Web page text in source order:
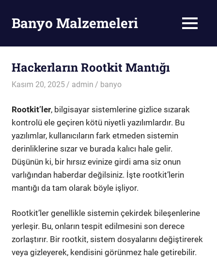
contentBanyo Malzemeleri MENU
Hackerların Rootkit Mantığı
Kasım 20, 2025 admin banyo
Rootkit’ler, bilgisayar sistemlerine gizlice sızarak
kontrolü ele geçiren kötü niyetli yazılımlardır. Bu
yazılımlar, kullanıcıların fark etmeden sistemin
derinliklerine sızar ve burada kalıcı hale gelir.
Düşünün ki, bir hırsız evinize girdi ama siz onun
varlığından haberdar değilsiniz. İşte rootkit’lerin
mantığı da tam olarak böyle işliyor.
Rootkit’ler genellikle sistemin çekirdek bileşenlerine
yerleşir. Bu, onların tespit edilmesini son derece
zorlaştırır. Bir rootkit, sistem dosyalarını değiştirerek
veya gizleyerek, kendisini görünmez hale getirebilir.